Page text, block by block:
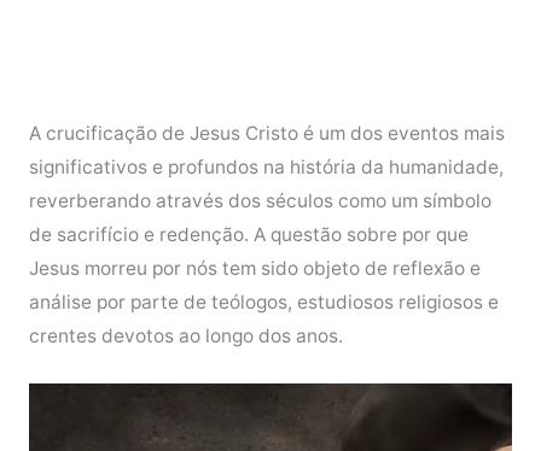
A crucificação de Jesus Cristo é um dos eventos mais
significativos e profundos na história da humanidade,
reverberando através dos séculos como um símbolo
de sacrifício e redenção. A questão sobre por que
Jesus morreu por nós tem sido objeto de reflexão e
análise por parte de teólogos, estudiosos religiosos e
crentes devotos ao longo dos anos.